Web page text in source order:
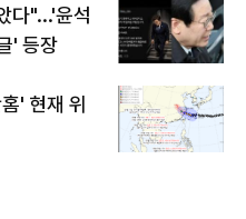
다"...'윤석
' 등장
' 현재 위